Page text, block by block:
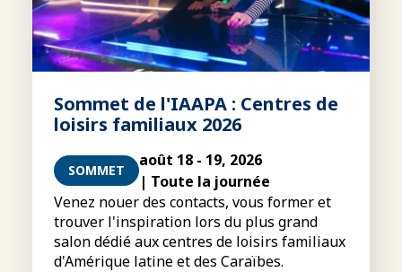
Sommet de l'IAAPA : Centres de
loisirs familiaux 2026
SOMMET
août 18 - 19, 2026
| Toute la journée
Venez nouer des contacts, vous former et
trouver l'inspiration lors du plus grand
salon dédié aux centres de loisirs familiaux
d'Amérique latine et des Caraïbes.